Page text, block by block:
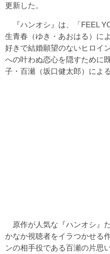
更新した。
『ハンオシ』は、「FEEL
生青春（ゆき・あおはる）に
好きで結婚願望のないヒロイ
への叶わぬ恋心を隠すために
子・百瀬（坂口健太郎）によ
原作が人気な『ハンオシ』
かなか視聴者をイラつかせる
ンの相手役である百瀬の片思